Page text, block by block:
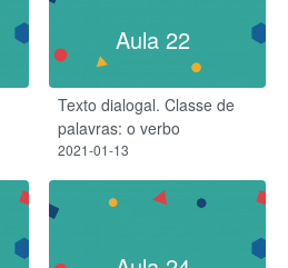
Aula 22
Texto dialogal. Classe de
palavras: o verbo
2021-01-13